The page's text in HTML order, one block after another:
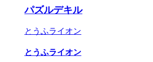
パズルデキル
とうふライオン
とうふライオン